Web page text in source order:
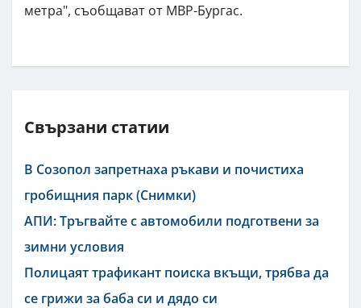
метра", съобщават от МВР-Бургас.
Свързани статии
В Созопол запретнаха ръкави и почистиха
гробищния парк (Снимки)
АПИ: Тръгвайте с автомобили подготвени за
зимни условия
Полицаят трафикант поиска вкъщи, трябва да
се грижи за баба си и дядо си